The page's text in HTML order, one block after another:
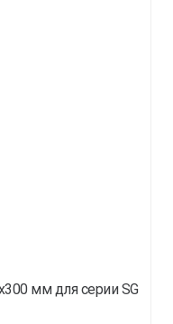
мм для серии SG